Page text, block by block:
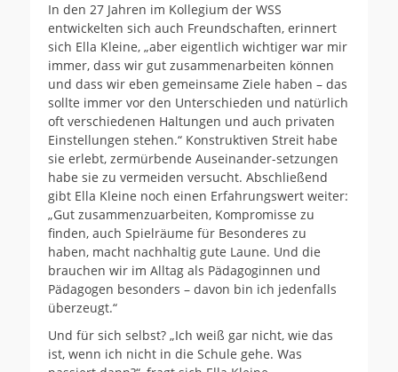
In den 27 Jahren im Kollegium der WSS
entwickelten sich auch Freundschaften, erinnert
sich Ella Kleine, „aber eigentlich wichtiger war mir
immer, dass wir gut zusammenarbeiten können
und dass wir eben gemeinsame Ziele haben – das
sollte immer vor den Unterschieden und natürlich
oft verschiedenen Haltungen und auch privaten
Einstellungen stehen.“ Konstruktiven Streit habe
sie erlebt, zermürbende Auseinander-setzungen
habe sie zu vermeiden versucht. Abschließend
gibt Ella Kleine noch einen Erfahrungswert weiter:
„Gut zusammenzuarbeiten, Kompromisse zu
finden, auch Spielräume für Besonderes zu
haben, macht nachhaltig gute Laune. Und die
brauchen wir im Alltag als Pädagoginnen und
Pädagogen besonders – davon bin ich jedenfalls
überzeugt.“
Und für sich selbst? „Ich weiß gar nicht, wie das
ist, wenn ich nicht in die Schule gehe. Was